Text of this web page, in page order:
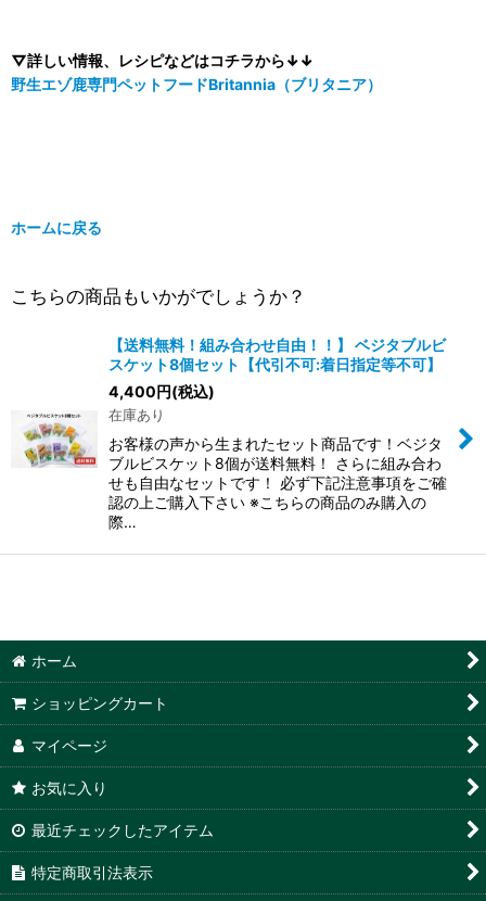
▽詳しい情報、レシピなどはコチラから↓↓
野生エゾ鹿専門ペットフードBritannia（ブリタニア）
ホームに戻る
こちらの商品もいかがでしょうか？
【送料無料！組み合わせ自由！！】 ベジタブルビ
スケット8個セット【代引不可:着日指定等不可】
4,400円(税込)
在庫あり
お客様の声から生まれたセット商品です！ベジタ
ブルビスケット8個が送料無料！ さらに組み合わ
せも自由なセットです！ 必ず下記注意事項をご確
認の上ご購入下さい ※こちらの商品のみ購入の
際…
ホーム
ショッピングカート
マイページ
お気に入り
最近チェックしたアイテム
特定商取引法表示